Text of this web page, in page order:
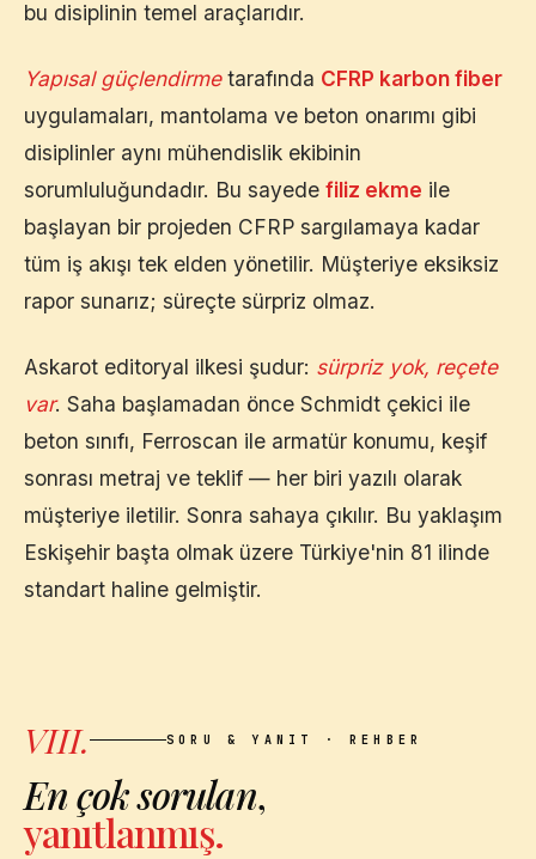
bu disiplinin temel araçlarıdır.
Yapısal güçlendirmetarafında CFRP karbon fiber
uygulamaları, mantolama ve beton onarımı gibi
disiplinler aynı mühendislik ekibinin
sorumluluğundadır. Bu sayede filiz ekme ile
başlayan bir projeden CFRP sargılamaya kadar
tüm iş akışı tek elden yönetilir. Müşteriye eksiksiz
rapor sunarız; süreçte sürpriz olmaz.
Askarot editoryal ilkesi şudur: sürpriz yok, reçete
var. Saha başlamadan önce Schmidt çekici ile
beton sınıfı, Ferroscan ile armatür konumu, keşif
sonrası metraj ve teklif — her biri yazılı olarak
müşteriye iletilir. Sonra sahaya çıkılır. Bu yaklaşım
Eskişehir başta olmak üzere Türkiye'nin 81 ilinde
standart haline gelmiştir.
VIII. SORU & YANIT · REHBER
En çok sorulan,
yanıtlanmış.